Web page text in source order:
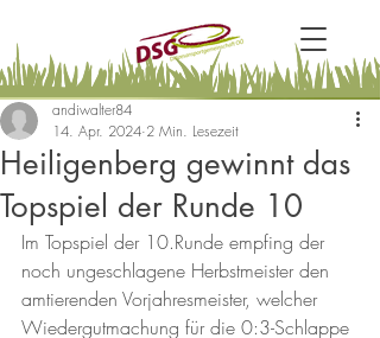
Heiligenberg gewinnt das
Topspiel der Runde 10
andiwalter84
14. Apr. 2024 2 Min. Lesezeit
Im Topspiel der 10.Runde empfing der
noch ungeschlagene Herbstmeister den
amtierenden Vorjahresmeister, welcher
Wiedergutmachung für die 0:3-Schlappe